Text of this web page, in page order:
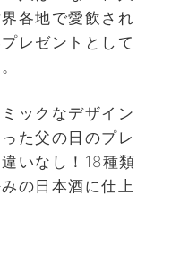
各地で愛飲され
レゼントとして
ックなデザイン
た父の日のプレ
いなし！18種類
の日本酒に仕上